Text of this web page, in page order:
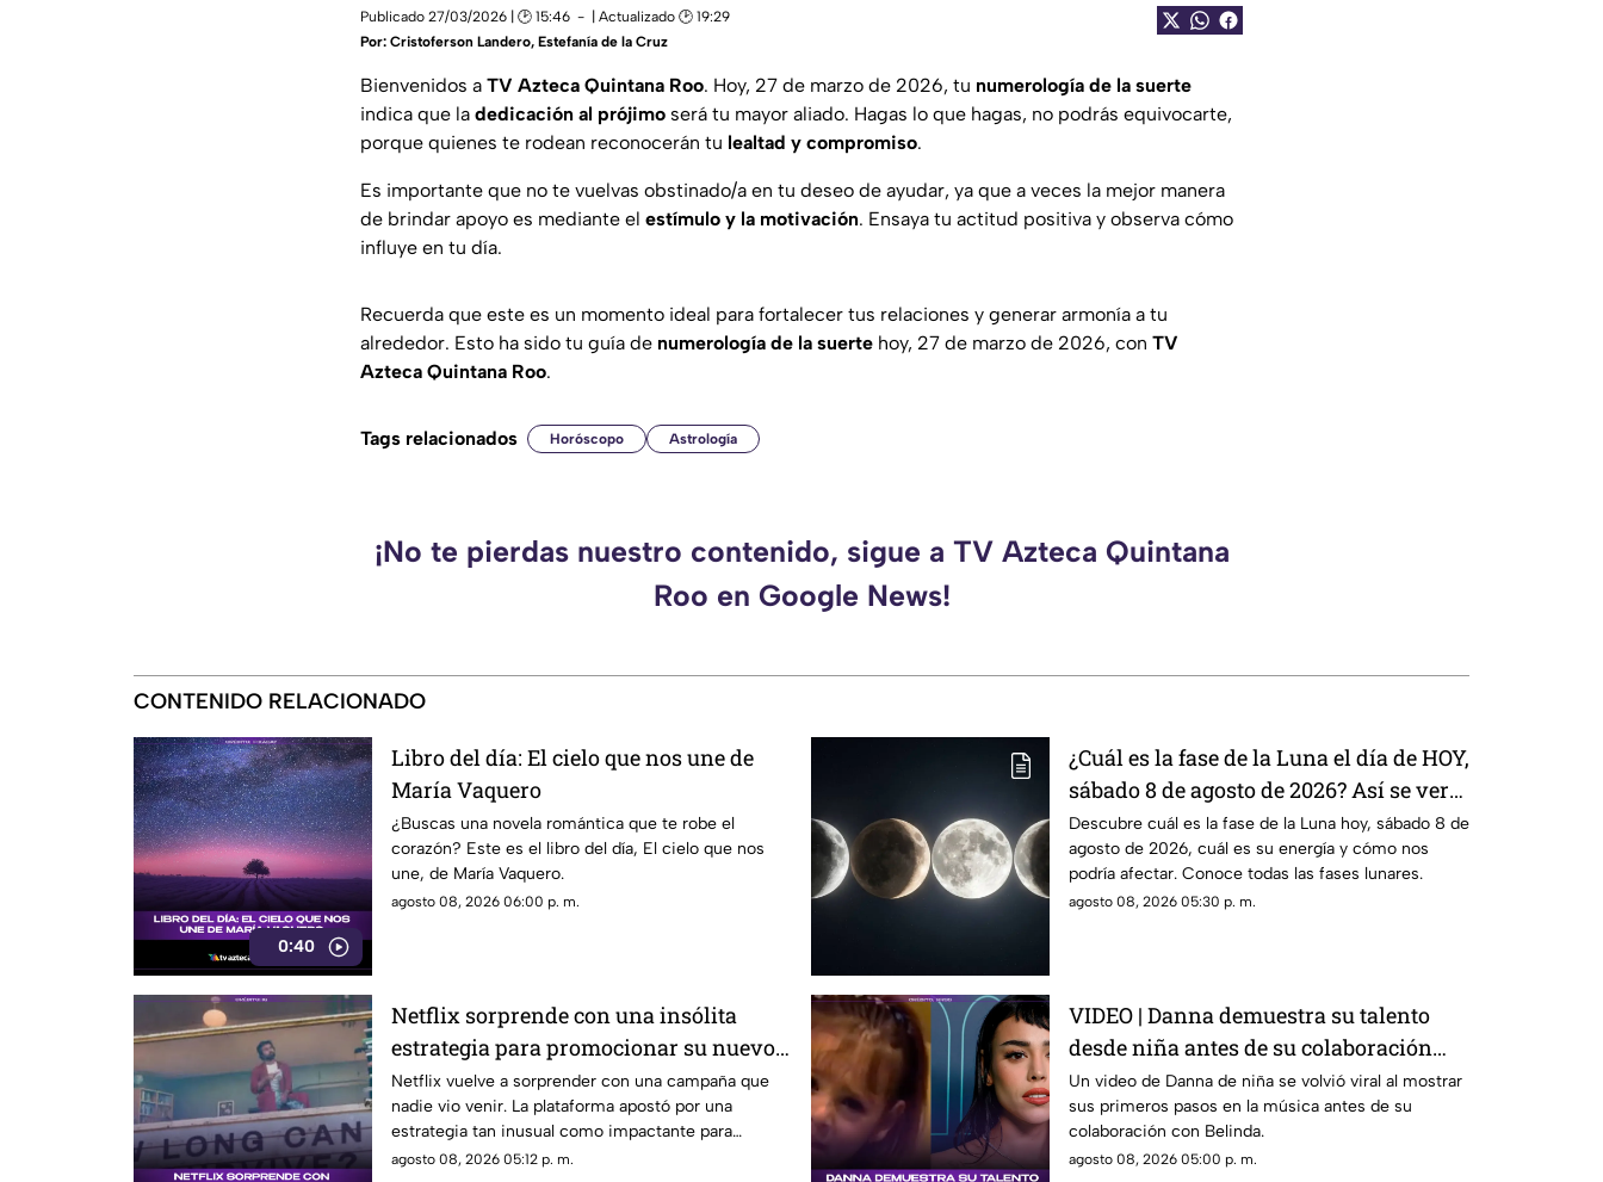
Publicado 27/03/2026 | 🕑 15:46
| Actualizado 🕑 19:29
Por: Cristoferson Landero, Estefanía de la Cruz
Bienvenidos a TV Azteca Quintana Roo. Hoy, 27 de marzo de 2026, tu numerología de la suerte
indica que la dedicación al prójimo será tu mayor aliado. Hagas lo que hagas, no podrás equivocarte,
porque quienes te rodean reconocerán tu lealtad y compromiso.
Es importante que no te vuelvas obstinado/a en tu deseo de ayudar, ya que a veces la mejor manera
de brindar apoyo es mediante el estímulo y la motivación. Ensaya tu actitud positiva y observa cómo
influye en tu día.
Recuerda que este es un momento ideal para fortalecer tus relaciones y generar armonía a tu
alrededor. Esto ha sido tu guía de numerología de la suerte hoy, 27 de marzo de 2026, con TV
Azteca Quintana Roo.
Tags relacionados Horóscopo Astrología
¡No te pierdas nuestro contenido, sigue a TV Azteca Quintana
Roo en Google News!
CONTENIDO RELACIONADO
0:40
Libro del día: El cielo que nos une de
María Vaquero
¿Buscas una novela romántica que te robe el
corazón? Este es el libro del día, El cielo que nos
une, de María Vaquero.
agosto 08, 2026 06:00 p. m.
¿Cuál es la fase de la Luna el día de HOY,
sábado 8 de agosto de 2026? Así se verá
el astro durante la noche
Descubre cuál es la fase de la Luna hoy, sábado 8 de
agosto de 2026, cuál es su energía y cómo nos
podría afectar. Conoce todas las fases lunares.
agosto 08, 2026 05:30 p. m.
Netflix sorprende con una insólita
estrategia para promocionar su nuevo
thriller
Netflix vuelve a sorprender con una campaña que
nadie vio venir. La plataforma apostó por una
estrategia tan inusual como impactante para
promocionar su nuevo thriller. ¿Qué hizo y por qué
agosto 08, 2026 05:12 p. m.
VIDEO | Danna demuestra su talento
desde niña antes de su colaboración
con Belinda.
Un video de Danna de niña se volvió viral al mostrar
sus primeros pasos en la música antes de su
colaboración con Belinda.
agosto 08, 2026 05:00 p. m.